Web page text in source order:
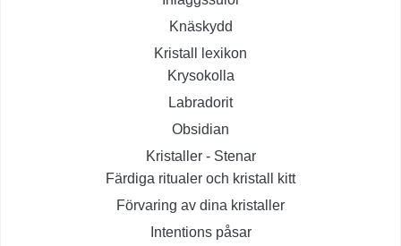
Knäskydd
Kristall lexikon
Krysokolla
Labradorit
Obsidian
Kristaller - Stenar
Färdiga ritualer och kristall kitt
Förvaring av dina kristaller
Intentions påsar